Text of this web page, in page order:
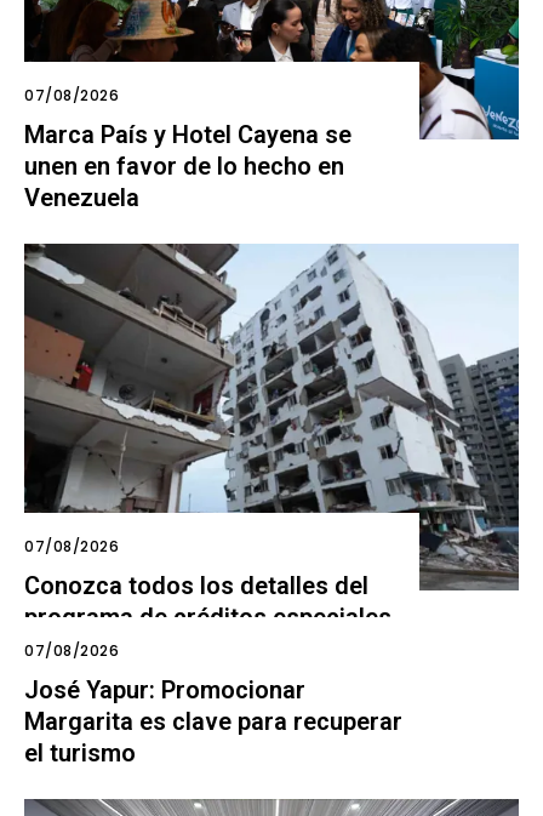
07/08/2026
Marca País y Hotel Cayena se
unen en favor de lo hecho en
Venezuela
07/08/2026
Conozca todos los detalles del
programa de créditos especiales
tras sismos en Venezuela
07/08/2026
José Yapur: Promocionar
Margarita es clave para recuperar
el turismo